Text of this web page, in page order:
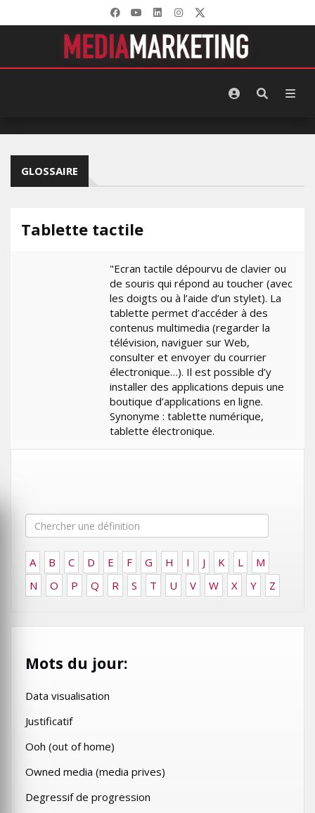
GLOSSAIRE
Tablette tactile
"Ecran tactile dépourvu de clavier ou
de souris qui répond au toucher (avec
les doigts ou à l’aide d’un stylet). La
tablette permet d’accéder à des
contenus multimedia (regarder la
télévision, naviguer sur Web,
consulter et envoyer du courrier
électronique…). Il est possible d’y
installer des applications depuis une
boutique d’applications en ligne.
Synonyme : tablette numérique,
tablette électronique.
A B C D E F G H I J K L
M
N
O P Q R S T U V W X Y Z
Mots du jour:
Data visualisation
Justificatif
Ooh (out of home)
Owned media (media prives)
Degressif de progression